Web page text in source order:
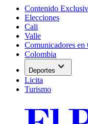
Contenido
Elecciones
Cali
Valle
Comunicadores en
Colombia
Deportes expand_more
Licita
Turismo